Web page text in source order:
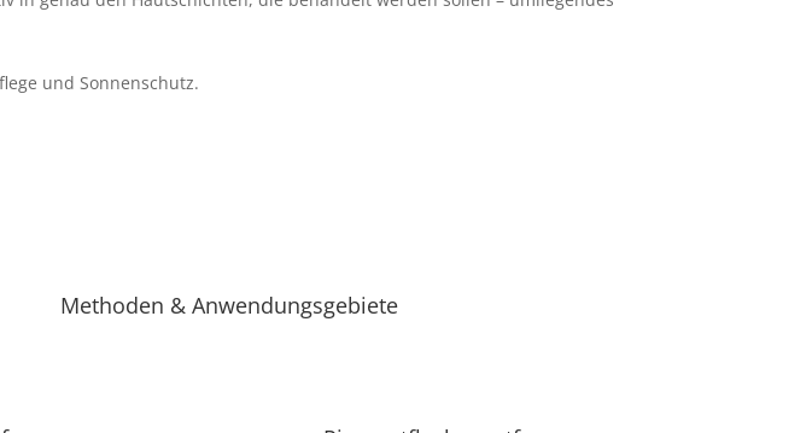
und Sonnenschutz.
Methoden & Anwendungsgebiete